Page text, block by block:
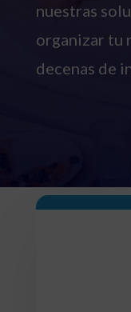
nuestras
organizar tu
decenas de